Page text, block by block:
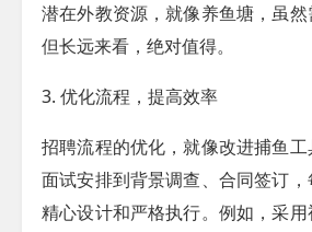
潜在外教资源，就像养鱼塘，虽然
但长远来看，绝对值得。
3. 优化流程，提高效率
招聘流程的优化，就像改进捕鱼工
面试安排到背景调查、合同签订
精心设计和严格执行。例如，采用